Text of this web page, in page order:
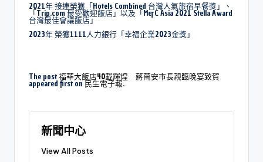
2021年 接連榮獲「Hotels Combined 台灣人氣旅宿早餐獎」、
「Trip.com 最受歡迎飯店」以及「M&C Asia 2021 Stella Award
台灣最佳會議飯店」
2023年 榮獲1111人力銀行「幸福企業2023金獎」
The post福華大飯店40載輝煌 蔣萬安市長親臨晚宴致賀
appeared first on民生電子報.
新聞中心
View All Posts